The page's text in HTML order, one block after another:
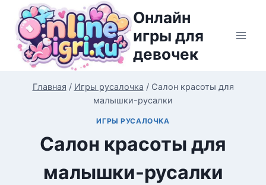
Перейти
содержимому
Онлайн
игры для
девочек
Главная / Игры русалочка / Салон красоты для
малышки-русалки
ИГРЫ РУСАЛОЧКА
Салон красоты для
малышки-русалки